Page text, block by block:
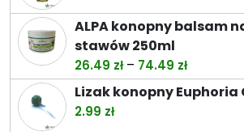
ALPA konopny balsam
stawów 250ml
26.49 zł – 74.49 złZakres
cen:
od
Lizak konopny
2.99 zł